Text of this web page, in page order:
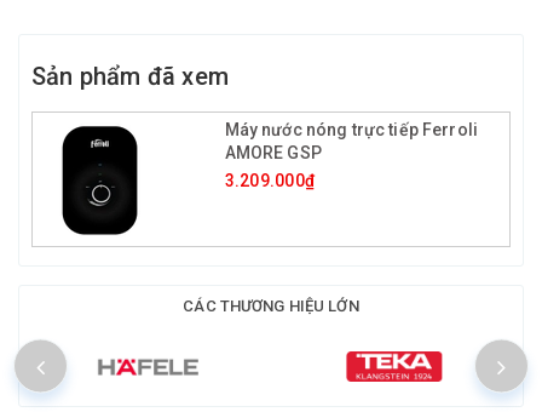
Sản phẩm đã xem
Máy nước nóng trực tiếp Ferroli
AMORE GSP
3.209.000₫
CÁC THƯƠNG HIỆU LỚN